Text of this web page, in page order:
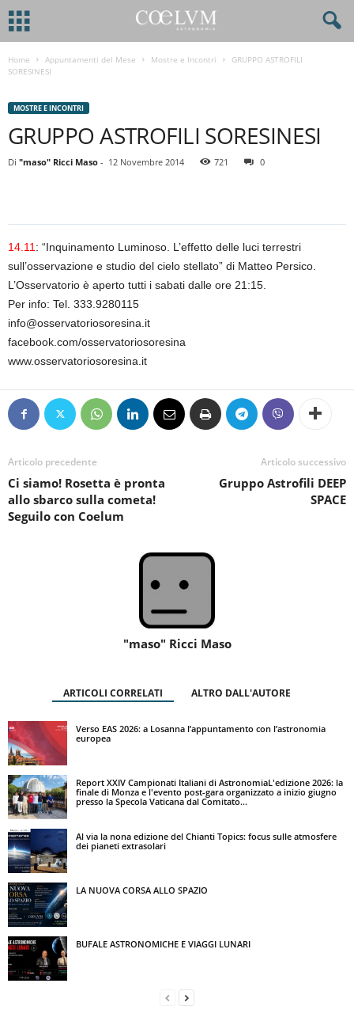
Home Appuntamenti del Mese Mostre e Incontri
GRUPPO ASTROFILI
SORESINESI
MOSTRE E INCONTRI
GRUPPO ASTROFILI SORESINESI
Di "maso" Ricci Maso - 12 Novembre 2014 721 0
14.11 : “Inquinamento Luminoso. L’effetto delle luci terrestri
sull’osservazione e studio del cielo stellato” di Matteo Persico.
L’Osservatorio è aperto tutti i sabati dalle ore 21:15.
Per info: Tel. 333.9280115
info@osservatoriosoresina.it
facebook.com/osservatoriosoresina
www.osservatoriosoresina.it
Articolo precedente
Ci siamo! Rosetta è pronta
allo sbarco sulla cometa!
Seguilo con Coelum
Articolo successivo
Gruppo Astrofili DEEP
SPACE
"maso" Ricci Maso
ARTICOLI CORRELATI ALTRO DALL'AUTORE
Verso EAS 2026: a Losanna l’appuntamento con l’astronomia
europea
Report XXIV Campionati Italiani di AstronomiaL'edizione 2026: la
finale di Monza e l'evento post-gara organizzato a inizio giugno
presso la Specola Vaticana dal Comitato...
Al via la nona edizione del Chianti Topics: focus sulle atmosfere
dei pianeti extrasolari
LA NUOVA CORSA ALLO SPAZIO
BUFALE ASTRONOMICHE E VIAGGI LUNARI